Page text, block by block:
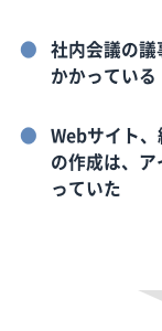
社内会議の議
かかっている
Webサイト
の作成は、
っていた